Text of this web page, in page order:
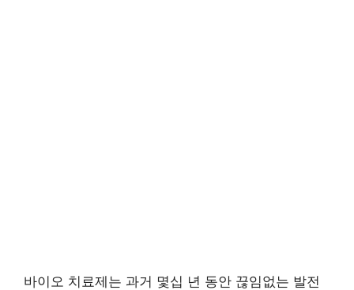
바이오 치료제는 과거 몇십 년 동안 끊임없는 발전